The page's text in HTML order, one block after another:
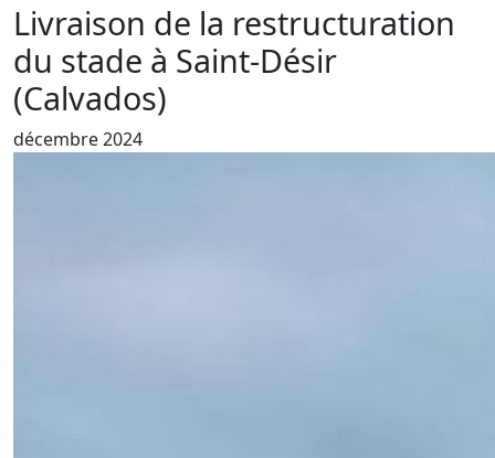
Livraison de la restructuration
du stade à Saint-Désir
(Calvados)
décembre 2024